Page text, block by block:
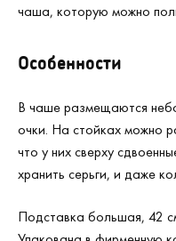
чаша, которую можно
Особенности
В чаше размещаются
очки. На стойках можно
что у них сверху
хранить серьги, и даже
Подставка большая, 42